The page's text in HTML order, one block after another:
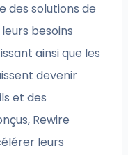
solutions de
besoins
ainsi que les
devenir
et des
Rewire
leurs